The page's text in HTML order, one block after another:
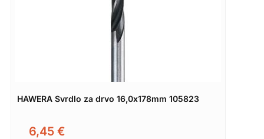
HAWERA Svrdlo za drvo 16,0x178mm 105823
6,45 €